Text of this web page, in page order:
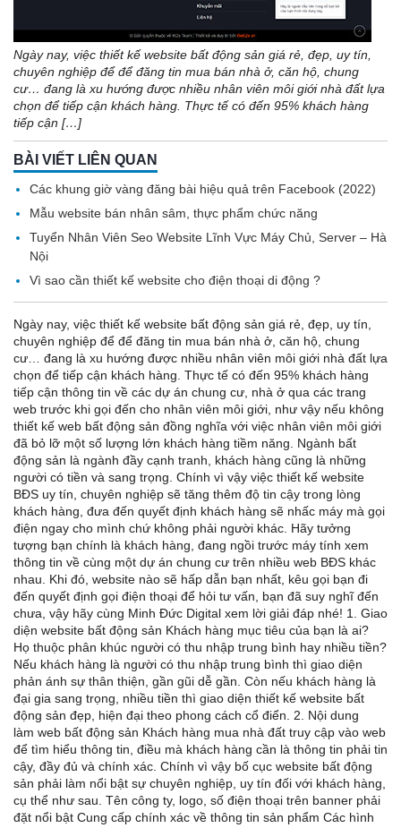
Ngày nay, việc thiết kế website bất động sản giá rẻ, đẹp, uy tín,
chuyên nghiệp để để đăng tin mua bán nhà ở, căn hộ, chung
cư… đang là xu hướng được nhiều nhân viên môi giới nhà đất lựa
chọn để tiếp cận khách hàng. Thực tế có đến 95% khách hàng
tiếp cận […]
BÀI VIẾT LIÊN QUAN
Các khung giờ vàng đăng bài hiệu quả trên Facebook (2022)
Mẫu website bán nhân sâm, thực phẩm chức năng
Tuyển Nhân Viên Seo Website Lĩnh Vực Máy Chủ, Server – Hà
Nội
Vì sao cần thiết kế website cho điện thoại di động ?
Ngày nay, việc thiết kế website bất động sản giá rẻ, đẹp, uy tín,
chuyên nghiệp để để đăng tin mua bán nhà ở, căn hộ, chung
cư… đang là xu hướng được nhiều nhân viên môi giới nhà đất lựa
chọn để tiếp cận khách hàng. Thực tế có đến 95% khách hàng
tiếp cận thông tin về các dự án chung cư, nhà ở qua các trang
web trước khi gọi đến cho nhân viên môi giới, như vậy nếu không
thiết kế web bất động sản đồng nghĩa với việc nhân viên môi giới
đã bỏ lỡ một số lượng lớn khách hàng tiềm năng. Ngành bất
động sản là ngành đầy cạnh tranh, khách hàng cũng là những
người có tiền và sang trọng. Chính vì vậy việc thiết kế website
BĐS uy tín, chuyên nghiệp sẽ tăng thêm độ tin cậy trong lòng
khách hàng, đưa đến quyết định khách hàng sẽ nhấc máy mà gọi
điện ngay cho mình chứ không phải người khác. Hãy tưởng
tượng bạn chính là khách hàng, đang ngồi trước máy tính xem
thông tin về cùng một dự án chung cư trên nhiều web BĐS khác
nhau. Khi đó, website nào sẽ hấp dẫn bạn nhất, kêu gọi bạn đi
đến quyết định gọi điện thoại để hỏi tư vấn, bạn đã suy nghĩ đến
chưa, vậy hãy cùng Minh Đức Digital xem lời giải đáp nhé! 1. Giao
diện website bất động sản Khách hàng mục tiêu của bạn là ai?
Họ thuộc phân khúc người có thu nhập trung bình hay nhiều tiền?
Nếu khách hàng là người có thu nhập trung bình thì giao diện
phản ánh sự thân thiện, gần gũi dễ gần. Còn nếu khách hàng là
đại gia sang trọng, nhiều tiền thì giao diện thiết kế website bất
động sản đẹp, hiện đại theo phong cách cổ điển. 2. Nội dung
làm web bất động sản Khách hàng mua nhà đất truy cập vào web
để tìm hiểu thông tin, điều mà khách hàng cần là thông tin phải tin
cậy, đầy đủ và chính xác. Chính vì vậy bố cục website bất động
sản phải làm nổi bật sự chuyên nghiệp, uy tín đối với khách hàng,
cụ thể như sau. Tên công ty, logo, số điện thoại trên banner phải
đặt nổi bật Cung cấp chính xác về thông tin sản phẩm Các hình